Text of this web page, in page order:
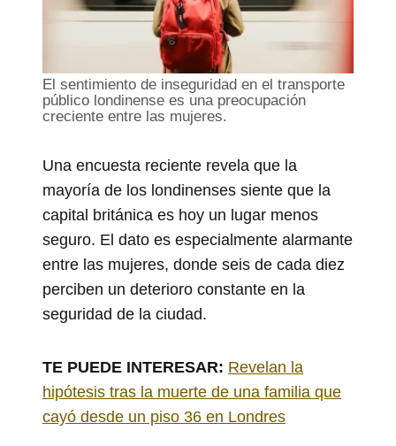
El sentimiento de inseguridad en el transporte
público londinense es una preocupación
creciente entre las mujeres.
Una encuesta reciente revela que la
mayoría de los londinenses siente que la
capital británica es hoy un lugar menos
seguro. El dato es especialmente alarmante
entre las mujeres, donde seis de cada diez
perciben un deterioro constante en la
seguridad de la ciudad.
TE PUEDE INTERESAR: Revelan la
hipótesis tras la muerte de una familia que
cayó desde un piso 36 en Londres